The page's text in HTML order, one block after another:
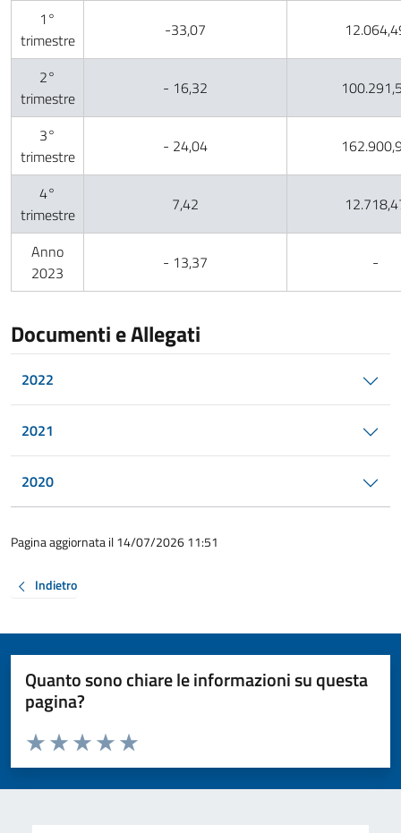
1°
trimestre
-33,07
2°
trimestre
- 16,32
3°
trimestre
- 24,04
4°
trimestre
7,42
Anno
2023
- 13,37 -
Documenti e Allegati
2022
2021
2020
Pagina aggiornata il 14/07/2026 11:51
Indietro
Quanto sono chiare le informazioni su questa
pagina?
Valuta da 1 a 5 stelle la pagina
Valuta 5 stelle su 5
Valuta 4 stelle su 5
Valuta 3 stelle su 5
Valuta 2 stelle su 5
Valuta 1 stelle su 5